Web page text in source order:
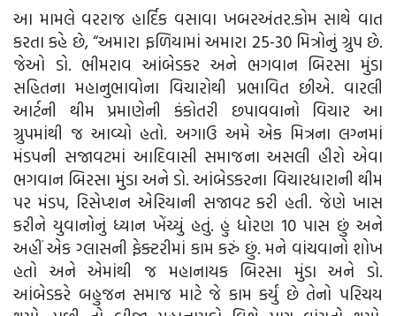
આ મામલે વરરાજ હાર્દિક વસાવા ખબરઅંતર.કોમ સાથે વાત
કરતા કહે છે, “અમારા ફળિયામાં અમારા 25-30 મિત્રોનું ગ્રુપ છે.
જેઓ ડો. ભીમરાવ આંબેડકર અને ભગવાન બિરસા મુંડા
સહિતના મહાનુભાવોના વિચારોથી પ્રભાવિત છીએ. વારલી
આર્ટની થીમ પ્રમાણેની કંકોતરી છપાવવાનો વિચાર આ
ગ્રુપમાંથી જ આવ્યો હતો. અગાઉ અમે એક મિત્રના લગ્નમાં
મંડપની સજાવટમાં આદિવાસી સમાજના અસલી હીરો એવા
ભગવાન બિરસા મુંડા અને ડો. આંબેડકરના વિચારધારાની થીમ
પર મંડપ, રિસેપ્શન એરિયાની સજાવટ કરી હતી. જેણે ખાસ
કરીને યુવાનોનું ધ્યાન ખેંચ્યું હતું. હું ધોરણ 10 પાસ છું અને
અહીં એક ગ્લાસની ફેક્ટરીમાં કામ કરું છું. મને વાંચવાનો શોખ
હતો અને એમાંથી જ મહાનાયક બિરસા મુંડા અને ડો.
આંબેડકરે બહુજન સમાજ માટે જે કામ કર્યું છે તેનો પરિચય